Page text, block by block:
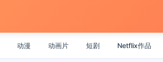
动漫 动画片 短剧 Netflix作品